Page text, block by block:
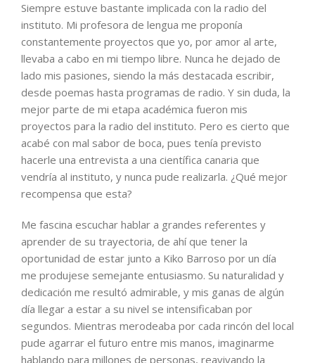
Siempre estuve bastante implicada con la radio del
instituto. Mi profesora de lengua me proponía
constantemente proyectos que yo, por amor al arte,
llevaba a cabo en mi tiempo libre. Nunca he dejado de
lado mis pasiones, siendo la más destacada escribir,
desde poemas hasta programas de radio. Y sin duda, la
mejor parte de mi etapa académica fueron mis
proyectos para la radio del instituto. Pero es cierto que
acabé con mal sabor de boca, pues tenía previsto
hacerle una entrevista a una científica canaria que
vendría al instituto, y nunca pude realizarla. ¿Qué mejor
recompensa que esta?
Me fascina escuchar hablar a grandes referentes y
aprender de su trayectoria, de ahí que tener la
oportunidad de estar junto a Kiko Barroso por un día
me produjese semejante entusiasmo. Su naturalidad y
dedicación me resultó admirable, y mis ganas de algún
día llegar a estar a su nivel se intensificaban por
segundos. Mientras merodeaba por cada rincón del local
pude agarrar el futuro entre mis manos, imaginarme
hablando para millones de personas, reavivando la